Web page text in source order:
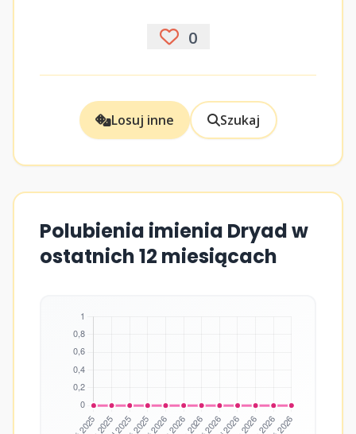
0
Losuj inne Szukaj
Polubienia imienia Dryad w
ostatnich 12 miesiącach